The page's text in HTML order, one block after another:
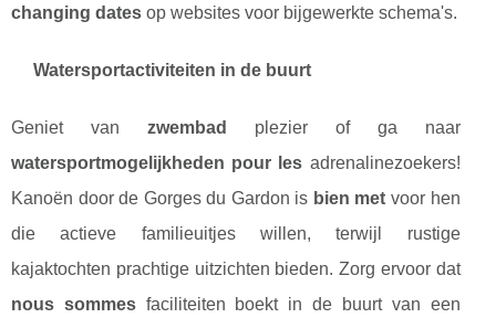
changing dates op websites voor bijgewerkte schema's.
Watersportactiviteiten in de buurt
Geniet van zwembad
plezier of ga naar
watersportmogelijkheden pour les adrenalinezoekers!
Kanoën door de Gorges du Gardon is bien met voor hen
die actieve familieuitjes willen, terwijl rustige
kajaktochten prachtige uitzichten bieden. Zorg ervoor dat
nous sommesfaciliteiten boekt in de buurt van een